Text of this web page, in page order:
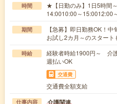
時間
★【日勤のみ】1日5時間
14:0010:00～15:0012:00
期間
【急募】即日勤務OK！
お試し2カ月～のスタート
時給
経験者時給1900円～ 介
週払いOK
交通費
交通費全額支給
仕事内容 介護関連